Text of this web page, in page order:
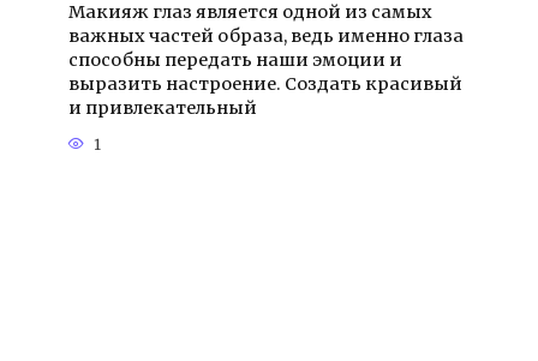
Макияж глаз является одной из самых
важных частей образа, ведь именно глаза
способны передать наши эмоции и
выразить настроение. Создать красивый
и привлекательный
1